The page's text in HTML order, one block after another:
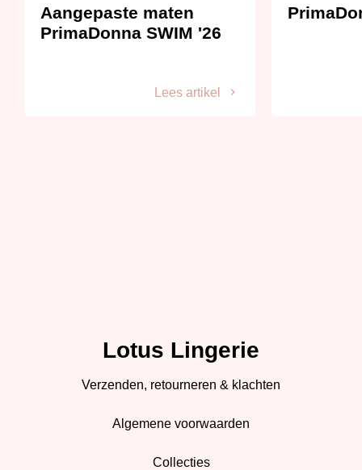
Aangepaste maten
PrimaDonna SWIM '26
Lees artikel
Lotus Lingerie
Verzenden, retourneren & klachten
Algemene voorwaarden
Collecties